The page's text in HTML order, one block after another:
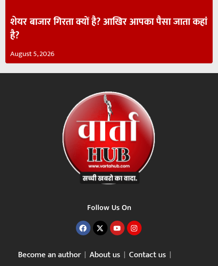
शेयर बाजार गिरता क्यों है? आखिर आपका पैसा जाता कहां
है?
August 5, 2026
Follow Us On
Become an author About us Contact us